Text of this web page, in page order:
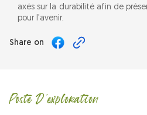
axés sur la durabilité afin de
pour l'avenir.
Share on
Poste D'exploration